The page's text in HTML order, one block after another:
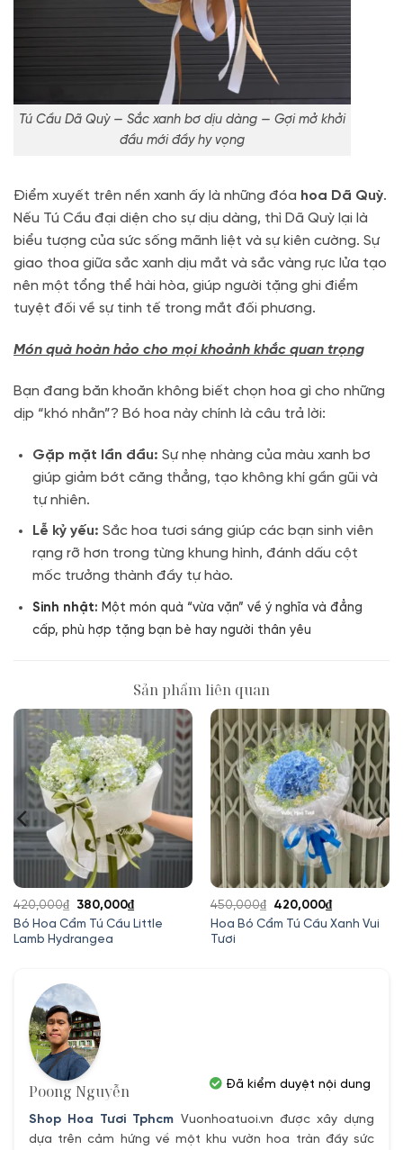
Tú Cầu Dã Quỳ — Sắc xanh bơ dịu dàng — Gợi mở khởi
đầu mới đầy hy vọng
Điểm xuyết trên nền xanh ấy là những đóa hoa Dã Quỳ.
Nếu Tú Cầu đại diện cho sự dịu dàng, thì Dã Quỳ lại là
biểu tượng của sức sống mãnh liệt và sự kiên cường. Sự
giao thoa giữa sắc xanh dịu mắt và sắc vàng rực lửa tạo
nên một tổng thể hài hòa, giúp người tặng ghi điểm
tuyệt đối về sự tinh tế trong mắt đối phương.
Món quà hoàn hảo cho mọi khoảnh khắc quan trọng
Bạn đang băn khoăn không biết chọn hoa gì cho những
dịp “khó nhằn”? Bó hoa này chính là câu trả lời:
Gặp mặt lần đầu: Sự nhẹ nhàng của màu xanh bơ
giúp giảm bớt căng thẳng, tạo không khí gần gũi và
tự nhiên.
Lễ kỷ yếu: Sắc hoa tươi sáng giúp các bạn sinh viên
rạng rỡ hơn trong từng khung hình, đánh dấu cột
mốc trưởng thành đầy tự hào.
Sinh nhật: Một món quà “vừa vặn” về ý nghĩa và đẳng
cấp, phù hợp tặng bạn bè hay người thân yêu
Sản phẩm liên quan
Bó Hoa Cẩm Tú Cầu Little
Lamb Hydrangea
420,000₫
Giá
gốc
là:
380,000₫Giá
hiện
Hoa Bó Cẩm Tú Cầu Xanh Vui
Tươi
450,000₫
Giá
gốc
420,000₫Giá
hiện
Poong Nguyễn
Shop Hoa Tươi Tphcm Vuonhoatuoi.vn được xây dựng
dựa trên cảm hứng về một khu vườn hoa tràn đầy sức
Đã kiểm duyệt nội dung